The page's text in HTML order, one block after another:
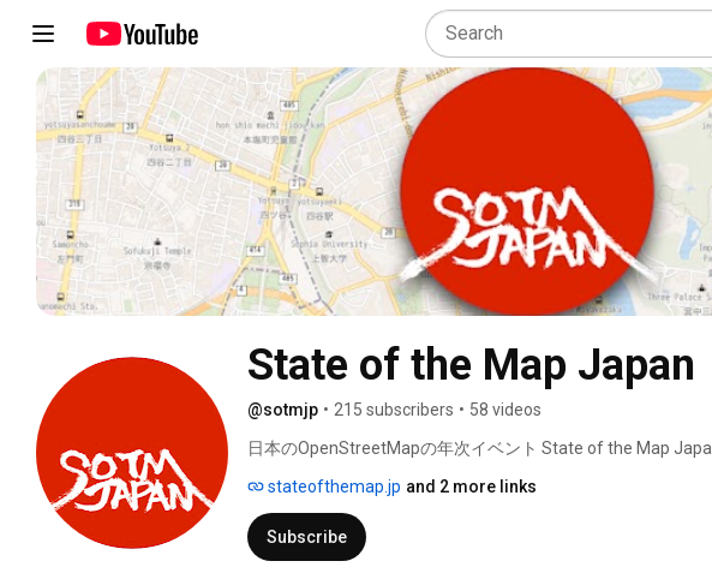
State of the Map Japan
@sotmjp • 215 subscribers • 58 videos
日本のOpenStreetMapの年次イベント State of the Map
stateofthemap.jp and 2 more links
Subscribe